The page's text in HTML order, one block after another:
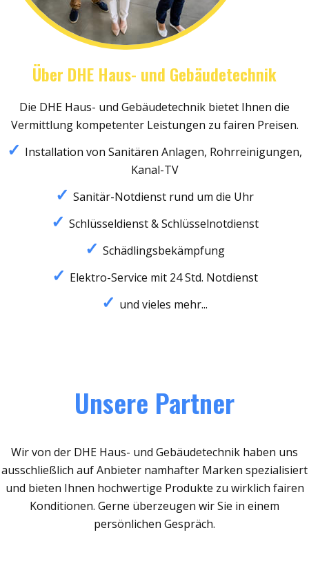
Über DHE Haus- und Gebäudetechnik
Die DHE Haus- und Gebäudetechnik bietet Ihnen die
Vermittlung kompetenter Leistungen zu fairen Preisen.
Installation von Sanitären Anlagen, Rohrreinigungen,
Kanal-TV
Sanitär-Notdienst rund um die Uhr
Schlüsseldienst & Schlüsselnotdienst
Schädlingsbekämpfung
Elektro-Service mit 24 Std. Notdienst
und vieles mehr...
Unsere Partner
Wir von der DHE Haus- und Gebäudetechnik haben uns
ausschließlich auf Anbieter namhafter Marken spezialisiert
und bieten Ihnen hochwertige Produkte zu wirklich fairen
Konditionen. Gerne überzeugen wir Sie in einem
persönlichen Gespräch.